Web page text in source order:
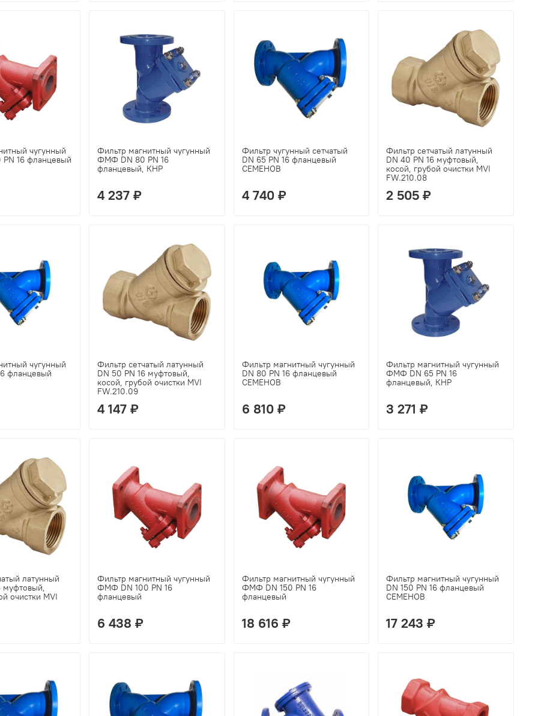
чугунный
16 фланцевый
Фильтр магнитный чугунный
ФМФ DN 80 PN 16
фланцевый, КНР
4 237 ₽
Фильтр чугунный сетчатый
DN 65 PN 16 фланцевый
СЕМЕНОВ
4 740 ₽
Фильтр сетчатый латунный
DN 40 PN 16 муфтовый,
косой, грубой очистки MVI
FW.210.08
2 505 ₽
чугунный
фланцевый
Фильтр сетчатый латунный
DN 50 PN 16 муфтовый,
косой, грубой очистки MVI
FW.210.09
4 147 ₽
Фильтр магнитный чугунный
DN 80 PN 16 фланцевый
СЕМЕНОВ
6 810 ₽
Фильтр магнитный чугунный
ФМФ DN 65 PN 16
фланцевый, КНР
3 271 ₽
латунный
муфтовый,
очистки MVI
Фильтр магнитный чугунный
ФМФ DN 100 PN 16
фланцевый
6 438 ₽
Фильтр магнитный чугунный
ФМФ DN 150 PN 16
фланцевый
18 616 ₽
Фильтр магнитный чугунный
DN 150 PN 16 фланцевый
СЕМЕНОВ
17 243 ₽